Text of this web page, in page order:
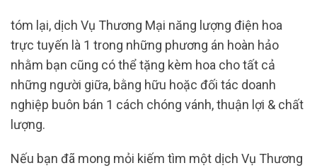
tóm lại, dịch Vụ Thương Mại năng lượng điện hoa
trực tuyến là 1 trong những phương án hoàn hảo
nhằm bạn cũng có thể tặng kèm hoa cho tất cả
những người giữa, bằng hữu hoặc đối tác doanh
nghiệp buôn bán 1 cách chóng vánh, thuận lợi & chất
lượng.
Nếu bạn đã mong mỏi kiếm tìm một dịch Vụ Thương